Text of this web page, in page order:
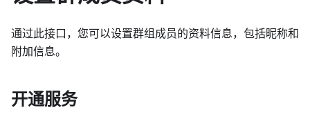
通过此接口，您可以设置群组成员的资料信息，包括昵称和
附加信息。
开通服务